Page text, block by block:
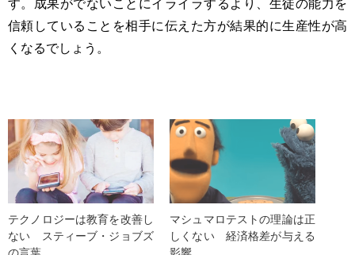
信頼していることを相手に伝えた方が結果的に生産性が高
くなるでしょう。
テクノロジーは教育を改善し
ない スティーブ・ジョブズ
マシュマロテストの理論は正
しくない 経済格差が与える